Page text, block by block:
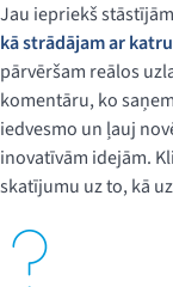
Jau iepriekš
kā strādājam ar
pārvēršam reālos
komentāru, ko
iedvesmo un ļauj
inovatīvām idejām.
skatījumu uz to, kā